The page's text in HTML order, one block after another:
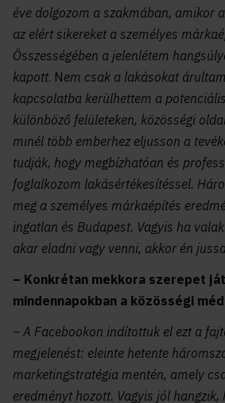
éve dolgozom a szakmában, amikor
az elért sikereket a személyes
Összességében a jelenlétem
kapott. Nem csak a lakásokat
kapcsolatba kerülhettem a
különböző felületeken, közösségi
minél több emberhez eljusson a
tudják, hogy megbízhatóan és
foglalkozom lakásértékesítéssel.
meg a személyes márkaépítés
ingatlan és Budapest. Vagyis ha
akar eladni vagy venni, akkor én
– Konkrétan mekkora szerepet
mindennapokban a közösségi
– A Facebookon indítottuk el ezt a
megjelenést: eleinte hetente
marketingstratégia mentén, amely
eredményt hozott. Vagyis jól